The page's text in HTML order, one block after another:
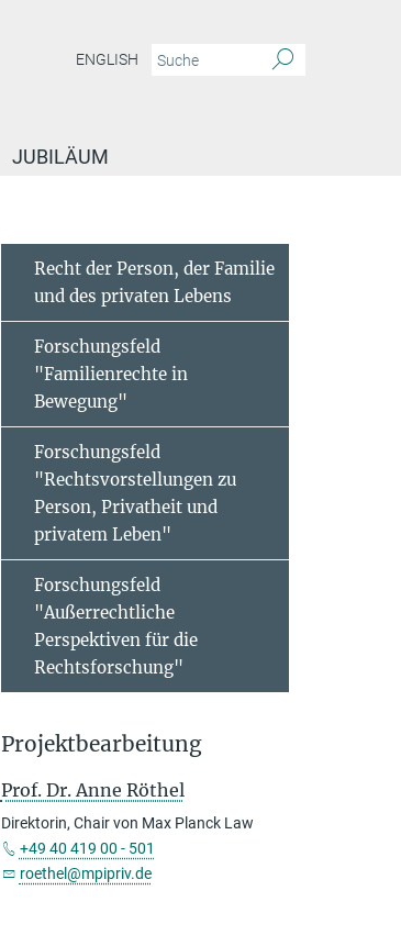
ENGLISH
JUBILÄUM
Recht der Person, der Familie
und des privaten Lebens
Forschungsfeld
"Familienrechte in
Bewegung"
Forschungsfeld
"Rechtsvorstellungen zu
Person, Privatheit und
privatem Leben"
Forschungsfeld
"Außerrechtliche
Perspektiven für die
Rechtsforschung"
Projektbearbeitung
Prof. Dr. Anne Röthel
Direktorin, Chair von Max Planck Law
+49 40 419 00 - 501
roethel@mpipriv.de